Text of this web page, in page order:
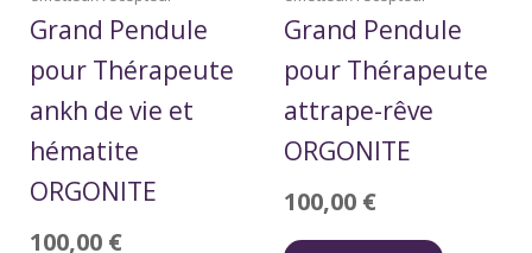
Grand Pendule
pour Thérapeute
ankh de vie et
hématite
ORGONITE
100,00 €
Grand Pendule
pour Thérapeute
attrape-rêve
ORGONITE
100,00 €